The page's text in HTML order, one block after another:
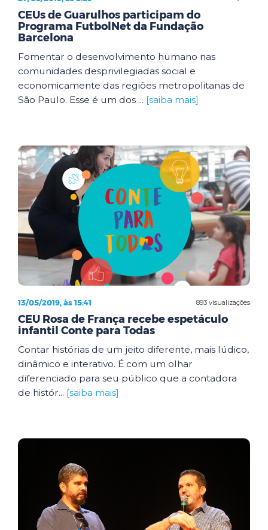
CEUs de Guarulhos participam do
Programa FutbolNet da Fundação
Barcelona
Fomentar o desenvolvimento humano nas
comunidades desprivilegiadas social e
economicamente das regiões metropolitanas de
São Paulo. Esse é um dos ... [saiba mais]
893 visualizações
13/05/2019, às 15:41
CEU Rosa de França recebe espetáculo
infantil Conte para Todas
Contar histórias de um jeito diferente, mais lúdico,
dinâmico e interativo. É com um olhar
diferenciado para seu público que a contadora
de histór... [saiba mais]